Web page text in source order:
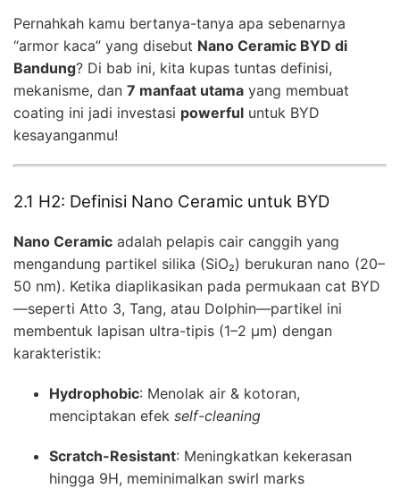
Pernahkah kamu bertanya-tanya apa sebenarnya
“armor kaca” yang disebut Nano Ceramic BYD di
Bandung? Di bab ini, kita kupas tuntas definisi,
mekanisme, dan 7 manfaat utama yang membuat
coating ini jadi investasi powerful untuk BYD
kesayanganmu!
2.1 H2: Definisi Nano Ceramic untuk BYD
Nano Ceramic adalah pelapis cair canggih yang
mengandung partikel silika (SiO₂) berukuran nano (20–
50 nm). Ketika diaplikasikan pada permukaan cat BYD
—seperti Atto 3, Tang, atau Dolphin—partikel ini
membentuk lapisan ultra-tipis (1–2 µm) dengan
karakteristik:
Hydrophobic: Menolak air & kotoran,
menciptakan efek self-cleaning
Scratch-Resistant: Meningkatkan kekerasan
hingga 9H, meminimalkan swirl marks